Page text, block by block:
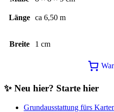
Länge ca 6,50 m
Breite 1 cm
✨ Neu hier? Starte hier
Grundausstattung fürs